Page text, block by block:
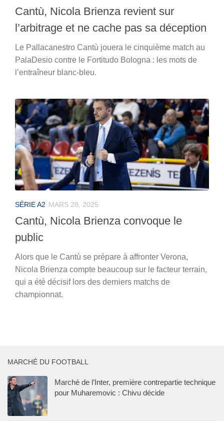
Cantù, Nicola Brienza revient sur
l’arbitrage et ne cache pas sa déception
Le Pallacanestro Cantù jouera le cinquième match au
PalaDesio contre le Fortitudo Bologna : les mots de
l’entraîneur blanc-bleu.
SÉRIE A2 MARS 28, 2025
Cantù, Nicola Brienza convoque le
public
Alors que le Cantù se prépare à affronter Verona,
Nicola Brienza compte beaucoup sur le facteur terrain,
qui a été décisif lors des derniers matchs de
championnat.
MARCHÉ DU FOOTBALL
Marché de l’Inter, première contrepartie technique
pour Muharemovic : Chivu décide